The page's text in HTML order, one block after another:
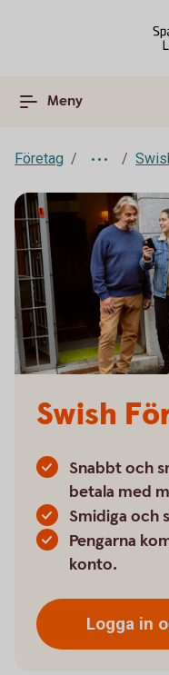
Meny
Företag
Swish
Snabbt och
betala med
Smidiga och
Pengarna
konto.
Logga in